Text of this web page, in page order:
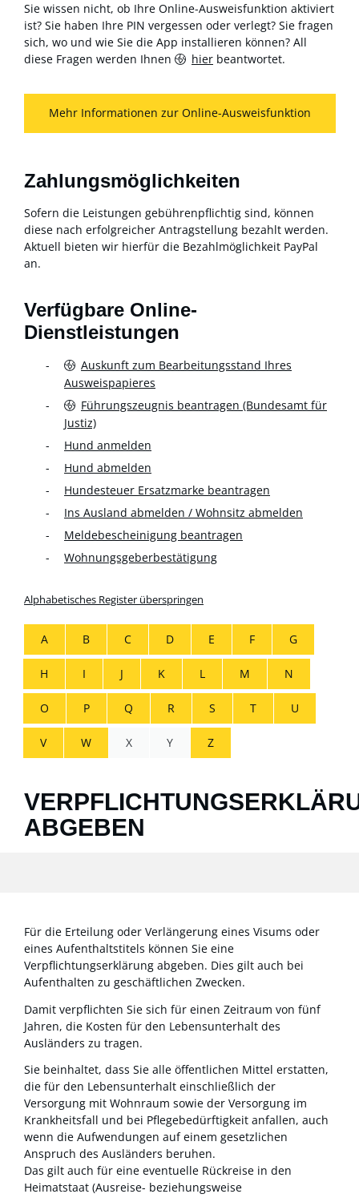
Sie wissen nicht, ob Ihre Online-Ausweisfunktion aktiviert
ist? Sie haben Ihre PIN vergessen oder verlegt? Sie fragen
sich, wo und wie Sie die App installieren können? All
diese Fragen werden Ihnen
hier beantwortet.
Mehr Informationen zur Online-Ausweisfunktion
Zahlungsmöglichkeiten
Sofern die Leistungen gebührenpflichtig sind, können
diese nach erfolgreicher Antragstellung bezahlt werden.
Aktuell bieten wir hierfür die Bezahlmöglichkeit PayPal
an.
Verfügbare Online-
Dienstleistungen
Auskunft zum Bearbeitungsstand Ihres
Ausweispapieres
Führungszeugnis beantragen (Bundesamt für
Justiz)
Hund anmelden
Hund abmelden
Hundesteuer Ersatzmarke beantragen
Ins Ausland abmelden / Wohnsitz abmelden
Meldebescheinigung beantragen
Wohnungsgeberbestätigung
Alphabetisches Register überspringen
A B C D E F G
H I J K L M N
O P Q R S T U
V W X Y Z
ABGEBEN
Für die Erteilung oder Verlängerung eines Visums oder
eines Aufenthaltstitels können Sie eine
Verpflichtungserklärung abgeben. Dies gilt auch bei
Aufenthalten zu geschäftlichen Zwecken.
Damit verpflichten Sie sich für einen Zeitraum von fünf
Jahren, die Kosten für den Lebensunterhalt des
Ausländers zu tragen.
Sie beinhaltet, dass Sie alle öffentlichen Mittel erstatten,
die für den Lebensunterhalt einschließlich der
Versorgung mit Wohnraum sowie der Versorgung im
Krankheitsfall und bei Pflegebedürftigkeit anfallen, auch
wenn die Aufwendungen auf einem gesetzlichen
Anspruch des Ausländers beruhen.
Das gilt auch für eine eventuelle Rückreise in den
Heimatstaat (Ausreise- beziehungsweise